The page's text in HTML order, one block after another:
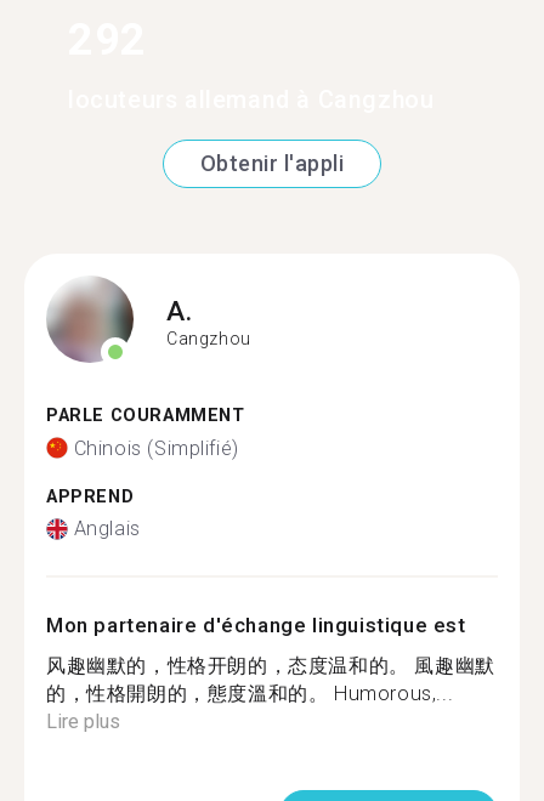
Obtenir l'appli
A.
Cangzhou
PARLE COURAMMENT
Chinois (Simplifié)
APPREND
Anglais
Mon partenaire d'échange linguistique est
风趣幽默的，性格开朗的，态度温和的。 風趣幽默
的，性格開朗的，態度溫和的。 Humorous,...
Lire plus